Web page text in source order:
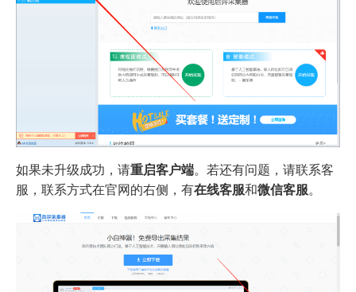
如果未升级成功，请重启客户端。若还有问题，请联系客
服，联系方式在官网的右侧，有在线客服和微信客服。